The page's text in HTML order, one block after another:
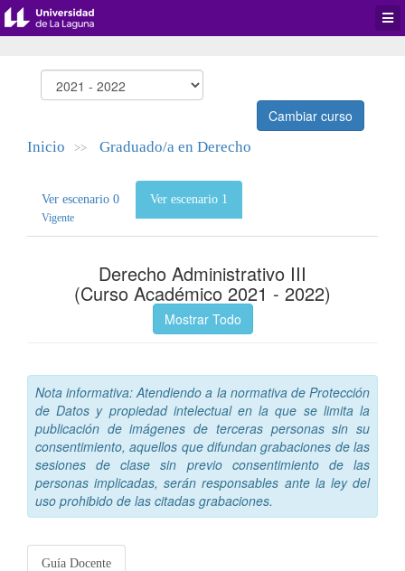
Cambiar curso
Inicio >> Graduado/a en Derecho
Ver escenario 0
Vigente
Ver escenario 1
Derecho Administrativo III
(Curso Académico 2021 - 2022)
Mostrar Todo
Nota informativa: Atendiendo a la normativa de Protección
de Datos y propiedad intelectual en la que se limita la
publicación de imágenes de terceras personas sin su
consentimiento, aquellos que difundan grabaciones de las
sesiones de clase sin previo consentimiento de las
personas implicadas, serán responsables ante la ley del
uso prohibido de las citadas grabaciones.
Guía Docente